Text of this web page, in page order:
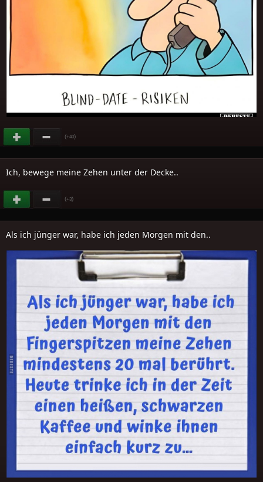
(+40)
Ich, bewege meine Zehen unter der Decke..
(+3)
Als ich jünger war, habe ich jeden Morgen mit den..